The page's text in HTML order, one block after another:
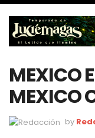
MEXICO
MEXICO
by